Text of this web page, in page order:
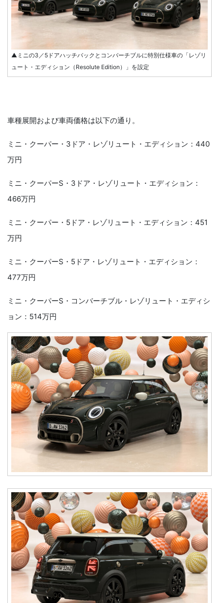
▲ミニの3／5ドアハッチバックとコンバーチブルに特別仕様車の「レゾリ
ュート・エディション（Resolute Edition）」を設定
車種展開および車両価格は以下の通り。
ミニ・クーパー・3ドア・レゾリュート・エディション：440
万円
ミニ・クーパーS・3ドア・レゾリュート・エディション：
466万円
ミニ・クーパー・5ドア・レゾリュート・エディション：451
万円
ミニ・クーパーS・5ドア・レゾリュート・エディション：
477万円
ミニ・クーパーS・コンバーチブル・レゾリュート・エディシ
ョン：514万円